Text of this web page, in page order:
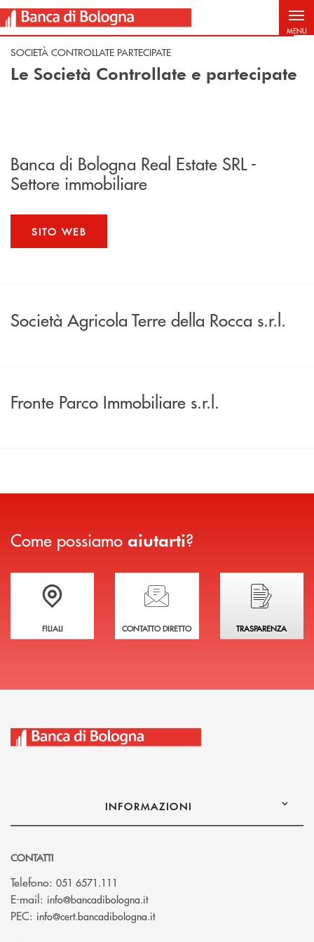
Salta al contenuto principale
MENU
SOCIETÀ CONTROLLATE PARTECIPATE
Le Società Controllate e partecipate
Banca di Bologna Real Estate SRL -
Settore immobiliare
SITO WEB
Società Agricola Terre della Rocca s.r.l.
Fronte Parco Immobiliare s.r.l.
Come possiamo aiutarti?
Trova la filiale più vicina a te
FILIALI
Hai bisogno di assistenza immediata?
CONTATTO DIRETTO
Hai bisogno di
TRASPARENZA
INFORMAZIONI
CONTATTI
Telefono: 051 6571.111
E-mail: info@bancadibologna.it(si apre l’app di posta elettronica)
PEC: info@cert.bancadibologna.it(si apre l’app di posta